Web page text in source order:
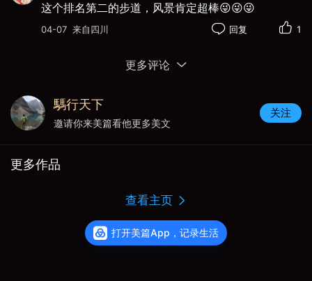
石而过。原来应该有河流，如今似乎干涸，心中惆
），位于进入“爬升段”之前的平原末端。在这里，可
像一座银色的金字塔矗立在侧。从这里往后，真正
这个排名第二的步道，风景肯定超棒😜😜😜
04-07 来自四川 回复 1
更多评论
騳行天下
邀请你来美篇看他更多美文
关注
更多作品
查看主页
打开美篇App，记录生活